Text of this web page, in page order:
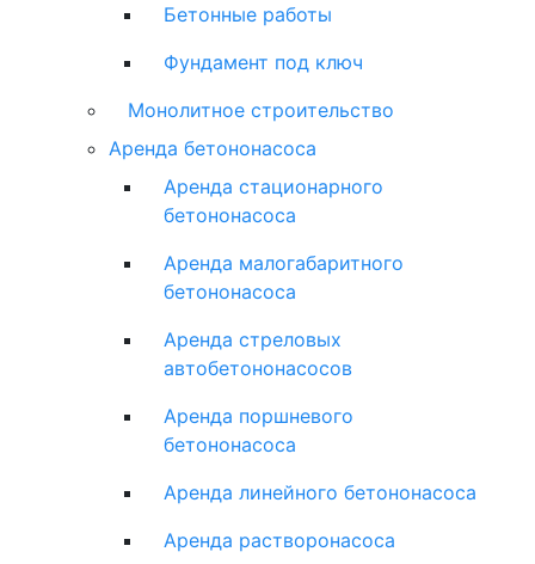
Бетонные работы
Фундамент под ключ
Монолитное строительство
Аренда бетононасоса
Аренда стационарного
бетононасоса
Аренда малогабаритного
бетононасоса
Аренда стреловых
автобетононасосов
Аренда поршневого
бетононасоса
Аренда линейного бетононасоса
Аренда растворонасоса